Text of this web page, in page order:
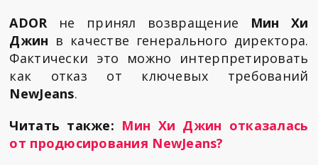
ADORне принял возвращение Мин Хи
Джин в качестве генерального директора.
Фактически это можно интерпретировать
как отказ от ключевых требований
NewJeans.
Читать также: Мин Хи Джин отказалась
от продюсирования NewJeans?